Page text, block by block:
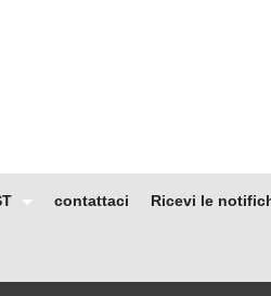
contattaci Ricevi le